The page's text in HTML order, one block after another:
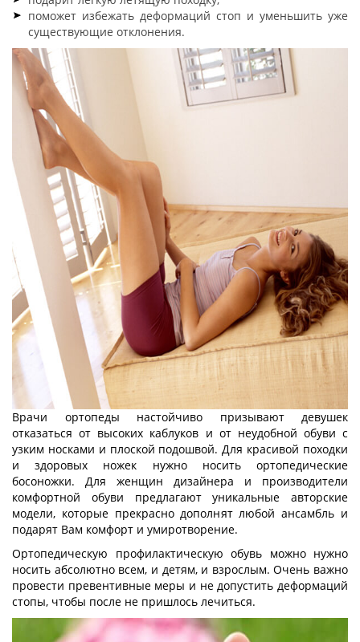
поможет избежать деформаций стоп и уменьшить уже
существующие отклонения.
Врачи ортопеды настойчиво призывают девушек
отказаться от высоких каблуков и от неудобной обуви с
узким носками и плоской подошвой. Для красивой походки
и здоровых ножек нужно носить ортопедические
босоножки. Для женщин дизайнера и производители
комфортной обуви предлагают уникальные авторские
модели, которые прекрасно дополнят любой ансамбль и
подарят Вам комфорт и умиротворение.
Ортопедическую профилактическую обувь можно нужно
носить абсолютно всем, и детям, и взрослым. Очень важно
провести превентивные меры и не допустить деформаций
стопы, чтобы после не пришлось лечиться.